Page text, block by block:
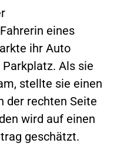
eines
ihr Auto
Als sie
stellte sie einen
der rechten Seite
wird auf einen
geschätzt.